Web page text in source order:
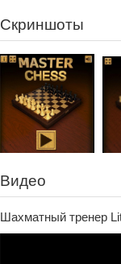
Скриншоты
Видео
Шахматный тренер